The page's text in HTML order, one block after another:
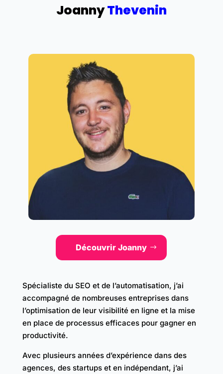
JoannyThevenin
Découvrir Joanny
Spécialiste du SEO et de l’automatisation, j’ai
accompagné de nombreuses entreprises dans
l’optimisation de leur visibilité en ligne et la mise
en place de processus efficaces pour gagner en
productivité.
Avec plusieurs années d’expérience dans des
agences, des startups et en indépendant, j’ai